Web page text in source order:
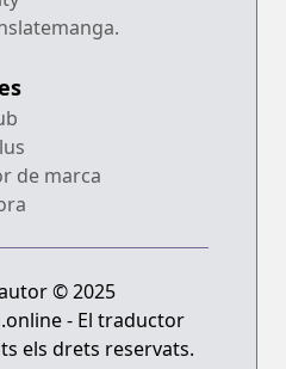
de marca
© 2025
- El traductor
els drets reservats.